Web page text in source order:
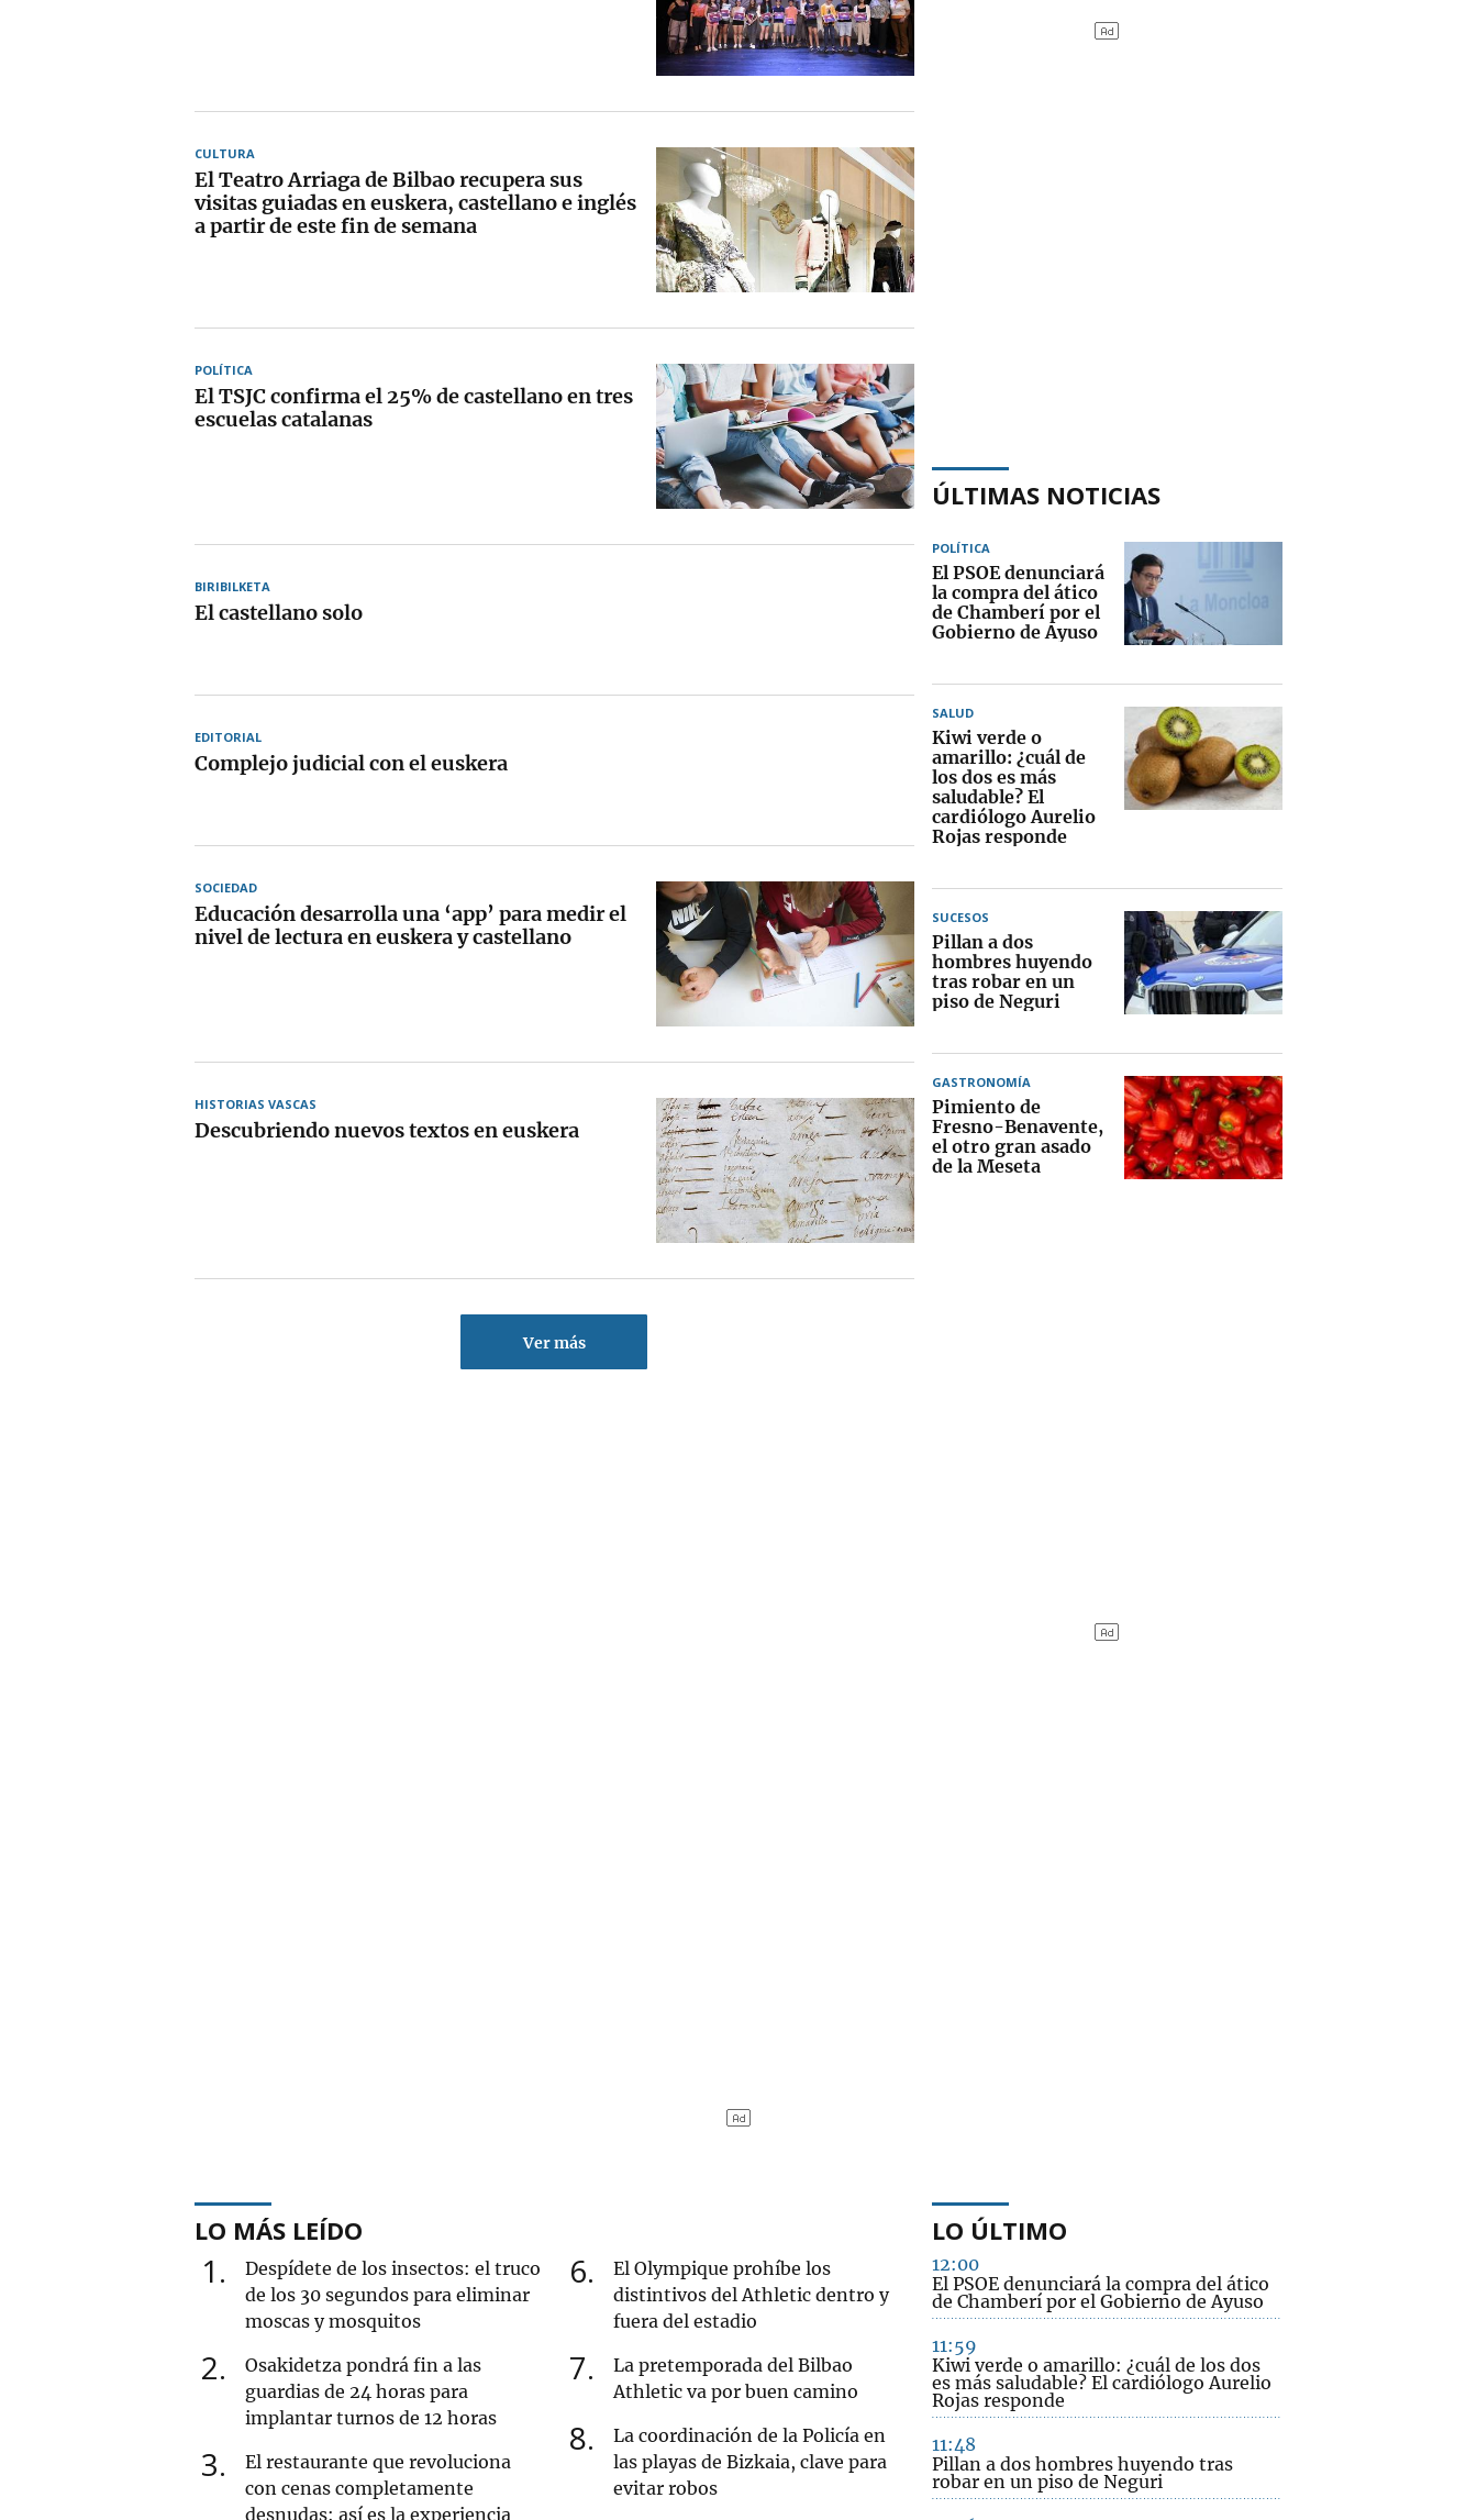
CULTURA
El Teatro Arriaga de Bilbao recupera sus
visitas guiadas en euskera, castellano e inglés
a partir de este fin de semana
POLÍTICA
El TSJC confirma el 25% de castellano en tres
escuelas catalanas
BIRIBILKETA
El castellano solo
EDITORIAL
Complejo judicial con el euskera
SOCIEDAD
Educación desarrolla una ‘app’ para medir el
nivel de lectura en euskera y castellano
HISTORIAS VASCAS
Descubriendo nuevos textos en euskera
Ver más
ÚLTIMAS NOTICIAS
POLÍTICA
El PSOE denunciará
la compra del ático
de Chamberí por el
Gobierno de Ayuso
SALUD
Kiwi verde o
amarillo: ¿cuál de
los dos es más
saludable? El
cardiólogo Aurelio
Rojas responde
SUCESOS
Pillan a dos
hombres huyendo
tras robar en un
piso de Neguri
GASTRONOMÍA
Pimiento de
Fresno-Benavente,
el otro gran asado
de la Meseta
LO MÁS LEÍDO
1
Despídete de los insectos: el truco
de los 30 segundos para eliminar
moscas y mosquitos
2
Osakidetza pondrá fin a las
guardias de 24 horas para
implantar turnos de 12 horas
3
El restaurante que revoluciona
con cenas completamente
desnudas: así es la experiencia
6
El Olympique prohíbe los
distintivos del Athletic dentro y
fuera del estadio
7
La pretemporada del Bilbao
Athletic va por buen camino
8
La coordinación de la Policía en
las playas de Bizkaia, clave para
evitar robos
LO ÚLTIMO
12:00
El PSOE denunciará la compra del ático
de Chamberí por el Gobierno de Ayuso
11:59
Kiwi verde o amarillo: ¿cuál de los dos
es más saludable? El cardiólogo Aurelio
Rojas responde
11:48
Pillan a dos hombres huyendo tras
robar en un piso de Neguri